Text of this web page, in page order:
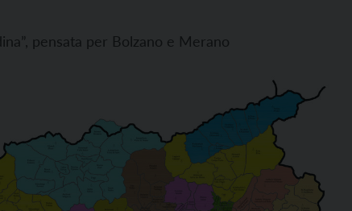
pensata per Bolzano e Merano